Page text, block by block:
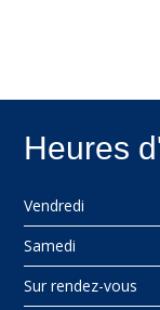
Heures
Vendredi
Samedi
Sur rendez-vous